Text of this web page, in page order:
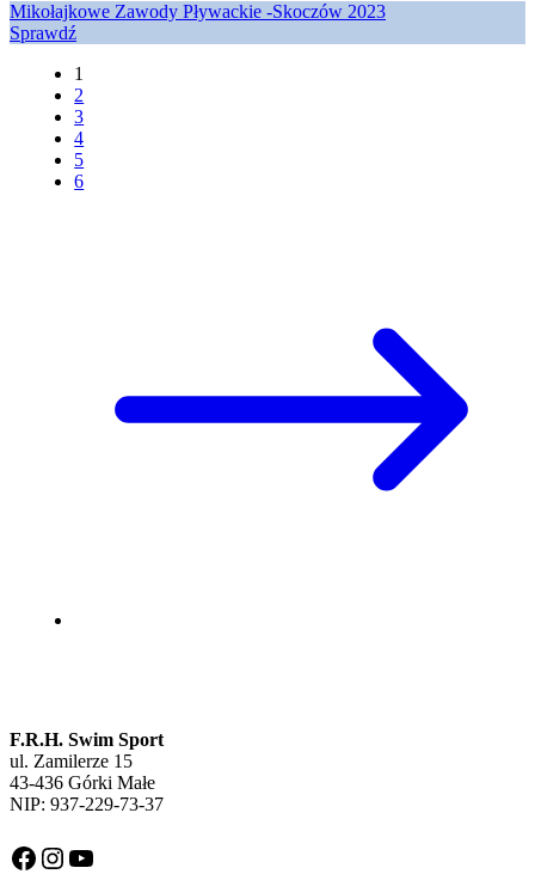
Mikołajkowe Zawody Pływackie -Skoczów 2023
Sprawdź
1
2
3
4
5
6
F.R.H. Swim Sport
ul. Zamilerze 15
43-436 Górki Małe
NIP: 937-229-73-37
Facebook
Instagram
YouTube